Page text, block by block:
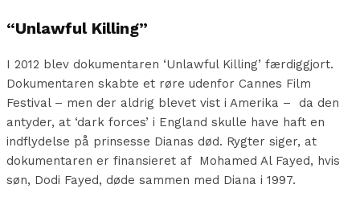
“Unlawful Killing”
I 2012 blev dokumentaren ‘Unlawful Killing’ færdiggjort.
Dokumentaren skabte et røre udenfor Cannes Film
Festival – men der aldrig blevet vist i Amerika – da den
antyder, at ‘dark forces’ i England skulle have haft en
indflydelse på prinsesse Dianas død. Rygter siger, at
dokumentaren er finansieret af Mohamed Al Fayed, hvis
søn, Dodi Fayed, døde sammen med Diana i 1997.